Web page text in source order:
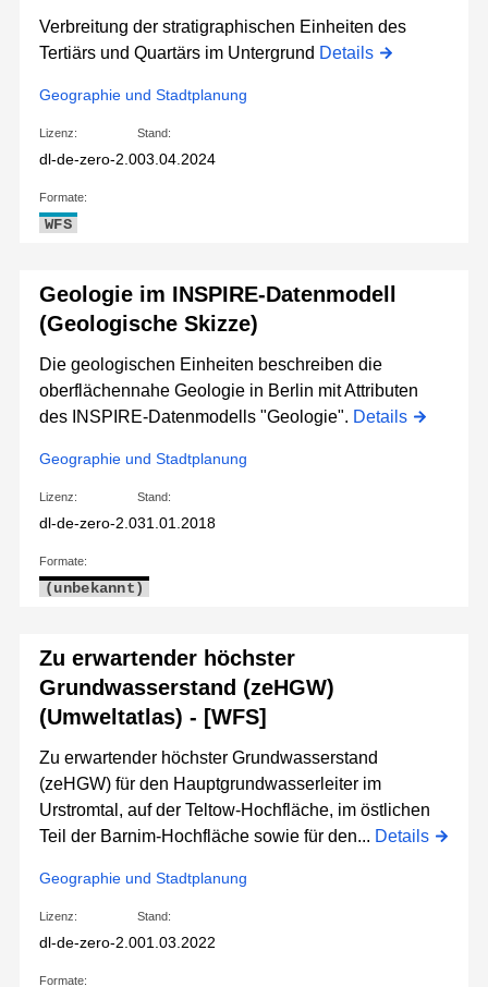
Verbreitung der stratigraphischen Einheiten des
Tertiärs und Quartärs im Untergrund Details
Geographie und Stadtplanung
Lizenz:
dl-de-zero-2.0
Stand:
03.04.2024
Formate:
WFS
Geologie im INSPIRE-Datenmodell
(Geologische Skizze)
Die geologischen Einheiten beschreiben die
oberflächennahe Geologie in Berlin mit Attributen
des INSPIRE-Datenmodells "Geologie". Details
Geographie und Stadtplanung
Lizenz:
dl-de-zero-2.0
Stand:
31.01.2018
Formate:
(unbekannt)
Zu erwartender höchster
Grundwasserstand (zeHGW)
(Umweltatlas) - [WFS]
Zu erwartender höchster Grundwasserstand
(zeHGW) für den Hauptgrundwasserleiter im
Urstromtal, auf der Teltow-Hochfläche, im östlichen
Teil der Barnim-Hochfläche sowie für den... Details
Geographie und Stadtplanung
Lizenz:
dl-de-zero-2.0
Stand:
01.03.2022
Formate: